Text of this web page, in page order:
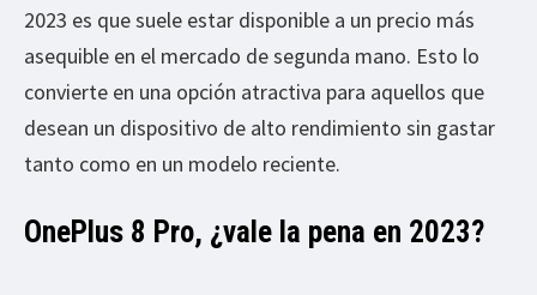
2023 es que suele estar disponible a un precio más
asequible en el mercado de segunda mano. Esto lo
convierte en una opción atractiva para aquellos que
desean un dispositivo de alto rendimiento sin gastar
tanto como en un modelo reciente.
OnePlus 8 Pro, ¿vale la pena en 2023?